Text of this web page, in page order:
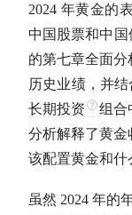
2024 年黄金的
中国股票和中 国
的第七章全面
历史业绩，并
长期投资
组合
分析解释了黄金
该配置黄金和什
虽然 2024 年的